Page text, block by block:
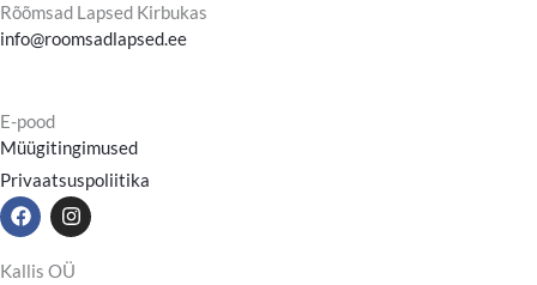
Rõõmsad Lapsed Kirbukas
info@roomsadlapsed.ee
E-pood
Müügitingimused
Privaatsuspoliitika
F
a
e
I
n
t
Kallis OÜ